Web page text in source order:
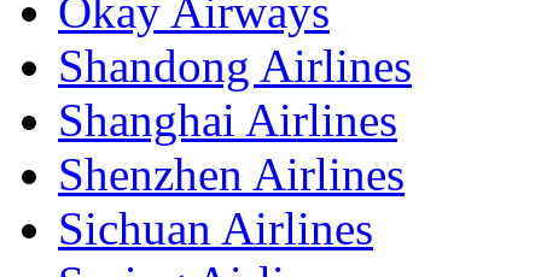
Okay Airways
Shandong Airlines
Shanghai Airlines
Shenzhen Airlines
Sichuan Airlines